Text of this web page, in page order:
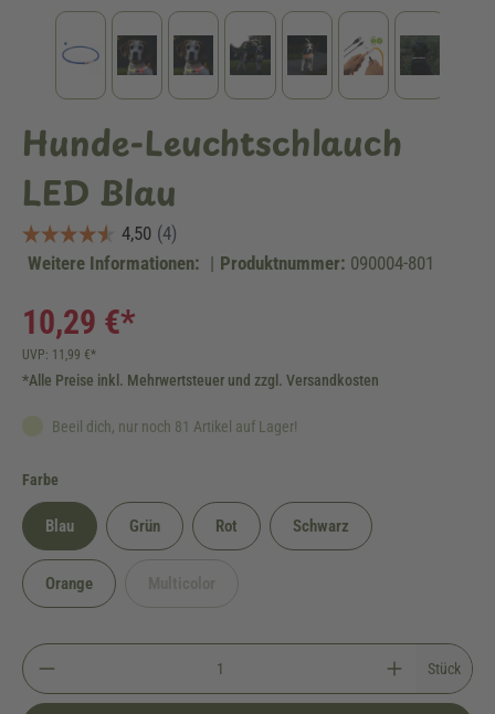
Hunde-Leuchtschlauch
LED Blau
Weitere Informationen: | Produktnummer: 090004-801
10,29 €*
UVP: 11,99 €*
*Alle Preise inkl. Mehrwertsteuer und zzgl. Versandkosten
Beeil dich, nur noch 81 Artikel auf Lager!
Farbe
Blau Grün Rot Schwarz
Orange
Stück